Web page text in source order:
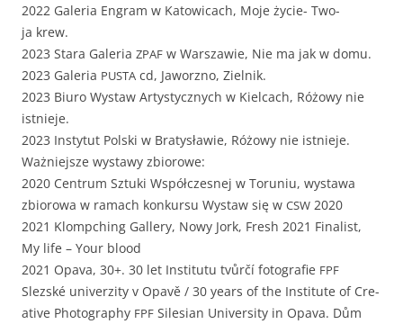
2022 Gale­ria Engram w Katow­icach, Moje życie- Two­
ja krew.
2023 Stara Gale­ria ZPAF w Warsza­w­ie, Nie ma jak w domu.
2023 Gale­ria PUSTA cd, Jaworzno, Zielnik.
2023 Biuro Wys­taw Artysty­cznych w Kiel­cach, Różowy nie
istnieje.
2023 Insty­tut Pol­s­ki w Bratysław­ie, Różowy nie istnieje.
Ważniejsze wys­tawy zbiorowe:
2020 Cen­trum Sztu­ki Współczes­nej w Toruniu, wys­tawa
zbiorowa w ramach konkur­su Wys­taw się w CSW 2020
2021 Klom­pch­ing Gallery, Nowy Jork, Fresh 2021 Final­ist,
My life – Your blood
2021 Opa­va, 30+. 30 let Insti­tu­tu tvůrčí fotografie FPF
Slezské uni­verz­i­ty v Opavě / 30 years of the Insti­tute of Cre­
ative Pho­tog­ra­phy FPF Sile­sian Uni­ver­si­ty in Opa­va. Dům